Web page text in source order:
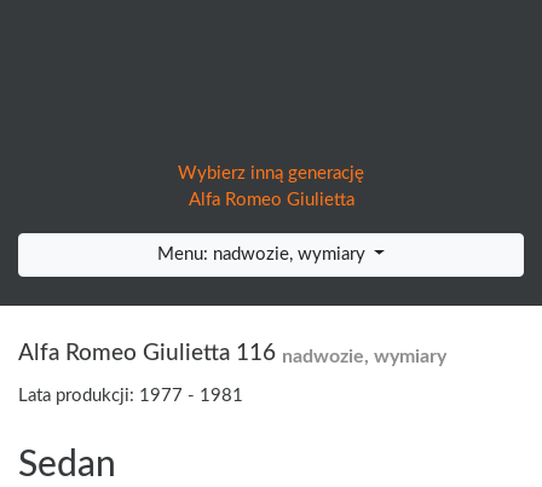
Wybierz inną generację
Alfa Romeo Giulietta
Menu: nadwozie, wymiary
Alfa Romeo Giulietta 116 nadwozie, wymiary
Lata produkcji: 1977 - 1981
Sedan